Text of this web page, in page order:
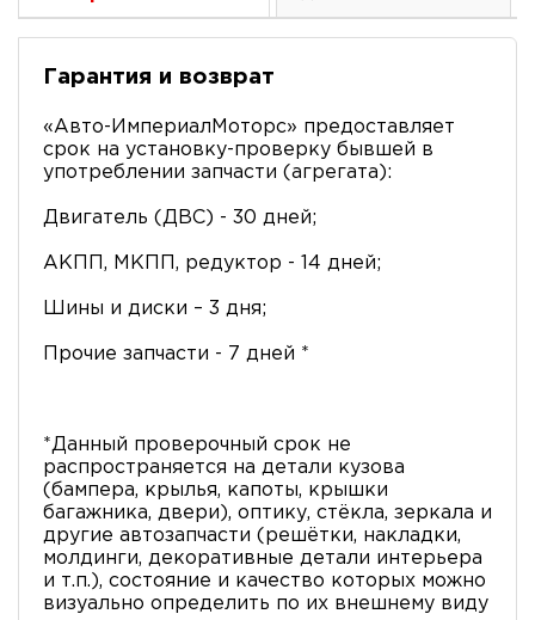
Гарантия и возврат
«Авто-ИмпериалМоторс» предоставляет
срок на установку-проверку бывшей в
употреблении запчасти (агрегата):
Двигатель (ДВС) - 30 дней;
АКПП, МКПП, редуктор - 14 дней;
Шины и диски – 3 дня;
Прочие запчасти - 7 дней *
*Данный проверочный срок не
распространяется на детали кузова
(бампера, крылья, капоты, крышки
багажника, двери), оптику, стёкла, зеркала и
другие автозапчасти (решётки, накладки,
молдинги, декоративные детали интерьера
и т.п.), состояние и качество которых можно
визуально определить по их внешнему виду